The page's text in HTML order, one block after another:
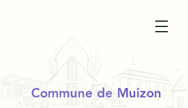
Commune de Muizon